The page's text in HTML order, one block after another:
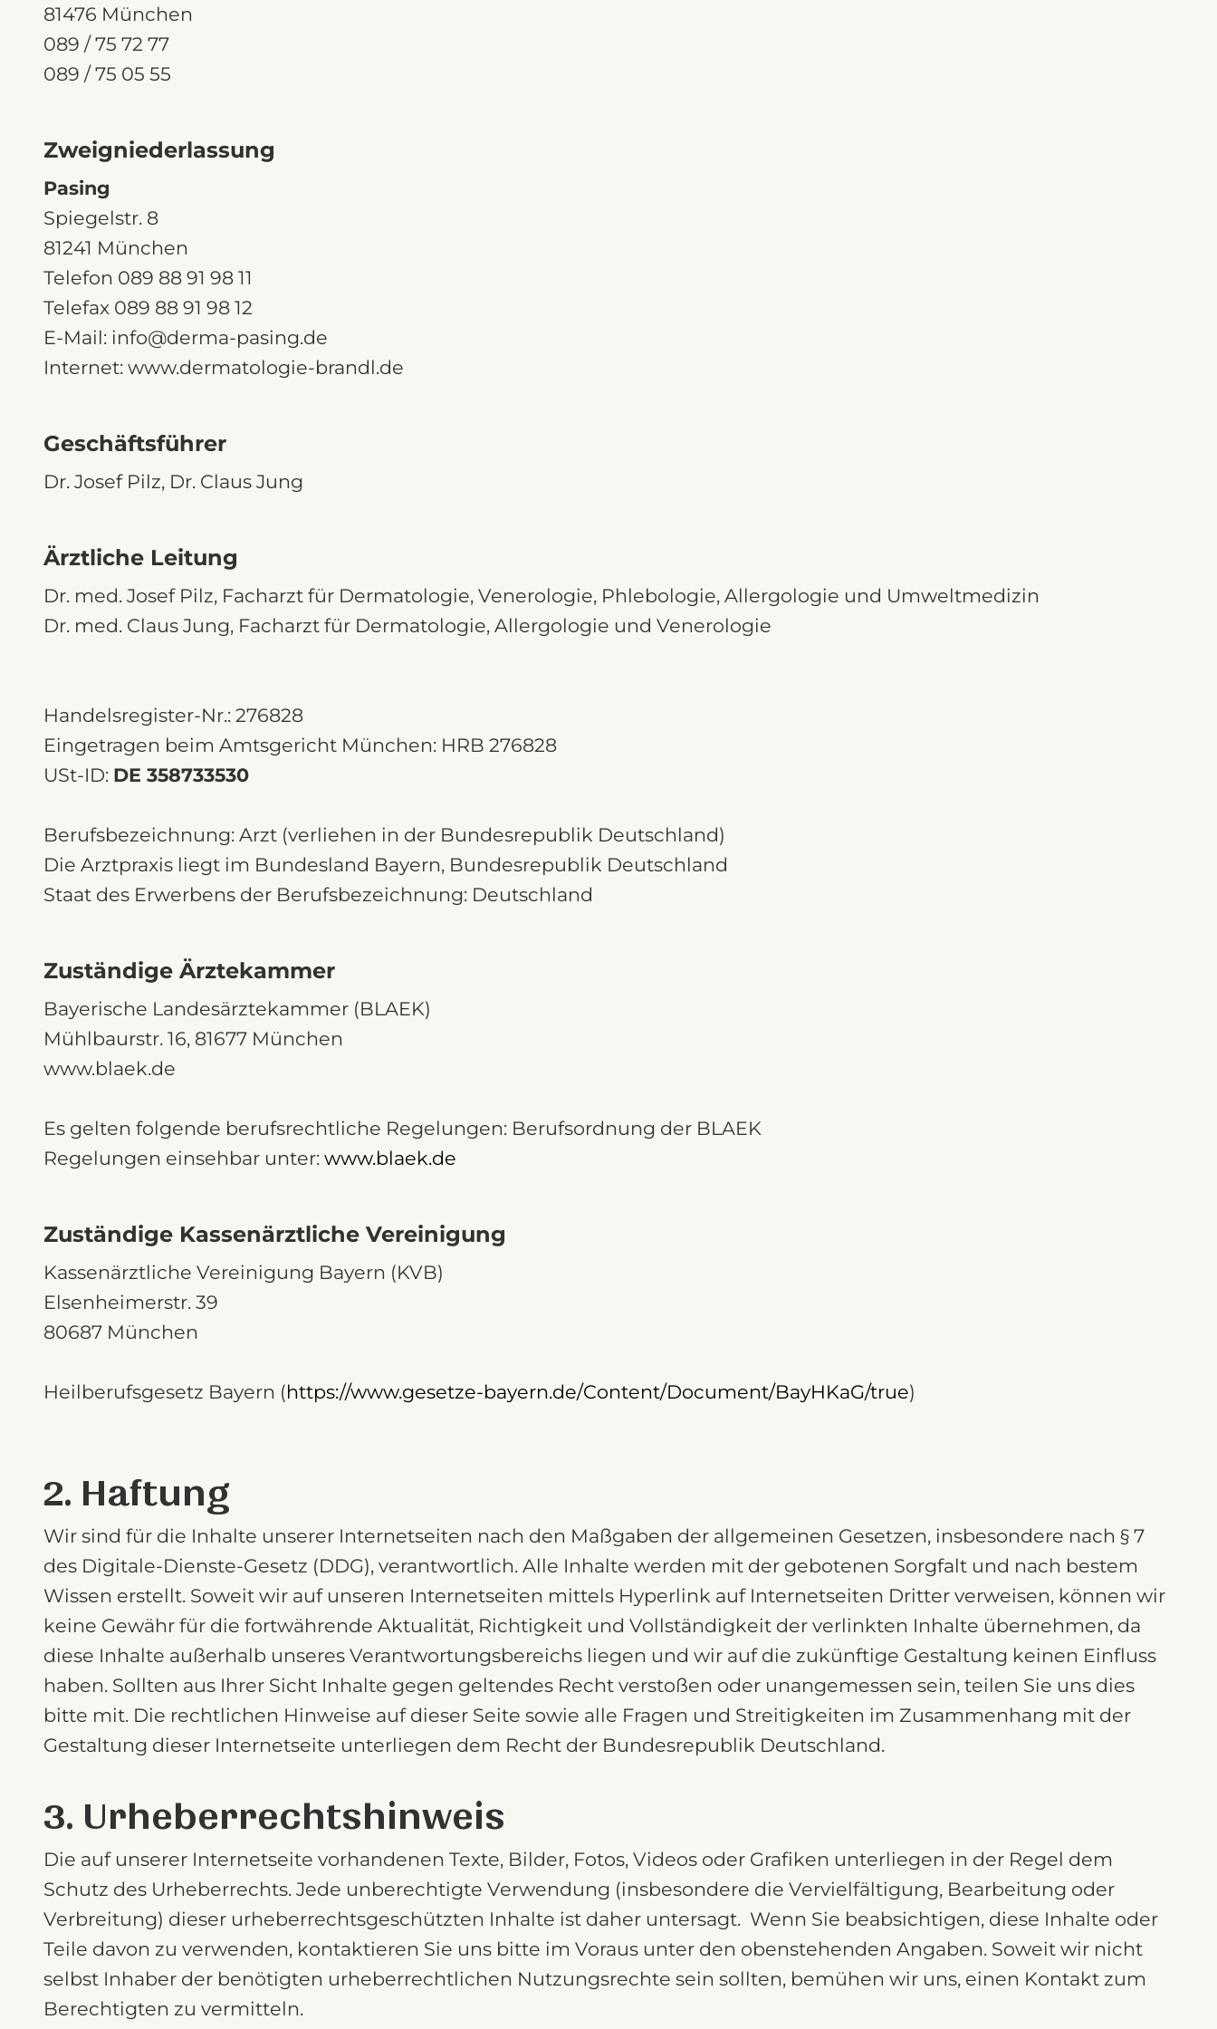
81476 München
089 / 75 72 77
089 / 75 05 55
Zweigniederlassung
Pasing
Spiegelstr. 8
81241 München
Telefon 089 88 91 98 11
Telefax 089 88 91 98 12
E-Mail: info@derma-pasing.de
Internet: www.dermatologie-brandl.de
Geschäftsführer
Dr. Josef Pilz, Dr. Claus Jung
Ärztliche Leitung
Dr. med. Josef Pilz, Facharzt für Dermatologie, Venerologie, Phlebologie, Allergologie und Umweltmedizin
Dr. med. Claus Jung, Facharzt für Dermatologie, Allergologie und Venerologie
Handelsregister-Nr.: 276828
Eingetragen beim Amtsgericht München: HRB 276828
USt-ID: DE 358733530
Berufsbezeichnung: Arzt (verliehen in der Bundesrepublik Deutschland)
Die Arztpraxis liegt im Bundesland Bayern, Bundesrepublik Deutschland
Staat des Erwerbens der Berufsbezeichnung: Deutschland
Zuständige Ärztekammer
Bayerische Landesärztekammer (BLAEK)
Mühlbaurstr. 16, 81677 München
www.blaek.de
Es gelten folgende berufsrechtliche Regelungen: Berufsordnung der BLAEK
Regelungen einsehbar unter: www.blaek.de
Zuständige Kassenärztliche Vereinigung
Kassenärztliche Vereinigung Bayern (KVB)
Elsenheimerstr. 39
80687 München
Heilberufsgesetz Bayern (https://www.gesetze-bayern.de/Content/Document/BayHKaG/true)
2. Haftung
Wir sind für die Inhalte unserer Internetseiten nach den Maßgaben der allgemeinen Gesetzen, insbesondere nach § 7
des Digitale-Dienste-Gesetz (DDG), verantwortlich. Alle Inhalte werden mit der gebotenen Sorgfalt und nach bestem
Wissen erstellt. Soweit wir auf unseren Internetseiten mittels Hyperlink auf Internetseiten Dritter verweisen, können wir
keine Gewähr für die fortwährende Aktualität, Richtigkeit und Vollständigkeit der verlinkten Inhalte übernehmen, da
diese Inhalte außerhalb unseres Verantwortungsbereichs liegen und wir auf die zukünftige Gestaltung keinen Einfluss
haben. Sollten aus Ihrer Sicht Inhalte gegen geltendes Recht verstoßen oder unangemessen sein, teilen Sie uns dies
bitte mit. Die rechtlichen Hinweise auf dieser Seite sowie alle Fragen und Streitigkeiten im Zusammenhang mit der
Gestaltung dieser Internetseite unterliegen dem Recht der Bundesrepublik Deutschland.
3. Urheberrechtshinweis
Die auf unserer Internetseite vorhandenen Texte, Bilder, Fotos, Videos oder Grafiken unterliegen in der Regel dem
Schutz des Urheberrechts. Jede unberechtigte Verwendung (insbesondere die Vervielfältigung, Bearbeitung oder
Verbreitung) dieser urheberrechtsgeschützten Inhalte ist daher untersagt. Wenn Sie beabsichtigen, diese Inhalte oder
Teile davon zu verwenden, kontaktieren Sie uns bitte im Voraus unter den obenstehenden Angaben. Soweit wir nicht
selbst Inhaber der benötigten urheberrechtlichen Nutzungsrechte sein sollten, bemühen wir uns, einen Kontakt zum
Berechtigten zu vermitteln.